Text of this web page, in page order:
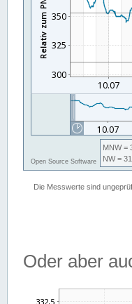
Oder aber